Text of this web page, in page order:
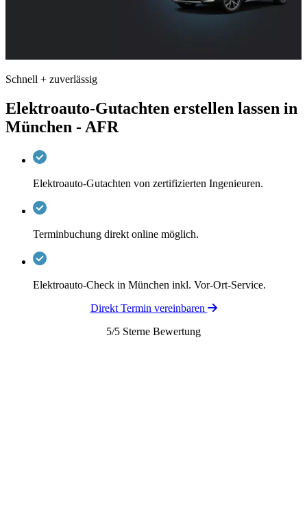
Schnell + zuverlässig
Elektroauto-Gutachten erstellen lassen in
München - AFR
Elektroauto-Gutachten von zertifizierten Ingenieuren.
Terminbuchung direkt online möglich.
Elektroauto-Check in München inkl. Vor-Ort-Service.
Direkt Termin vereinbaren
5/5 Sterne Bewertung